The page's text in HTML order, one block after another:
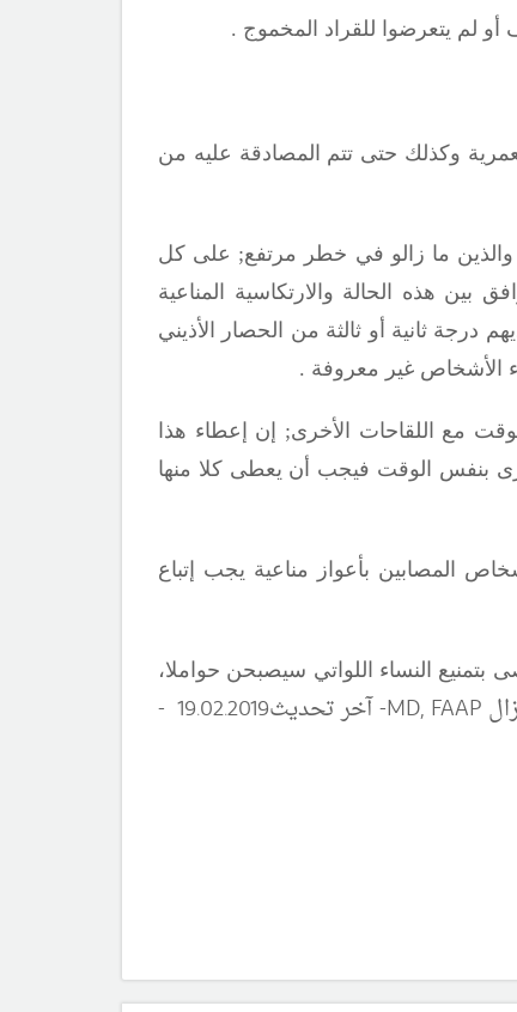
لم يتعرضوا للقراد المخموج .
العمرية وكذلك حتى تتم المصادقة عليه من
; على كل
بين هذه الحالة والارتكاسية المناعية
درجة ثانية أو ثالثة من الحصار الأذيني
الأشخاص غير معروفة .
مع اللقاحات الأخرى; إن إعطاء هذا
بنفس الوقت فيجب أن يعطى كلا منها
المصابين بأعواز مناعية يجب إتباع
النساء اللواتي سيصبحن حواملا،
MD, FAAP
-آخر تحديث 19.02.20
19 -